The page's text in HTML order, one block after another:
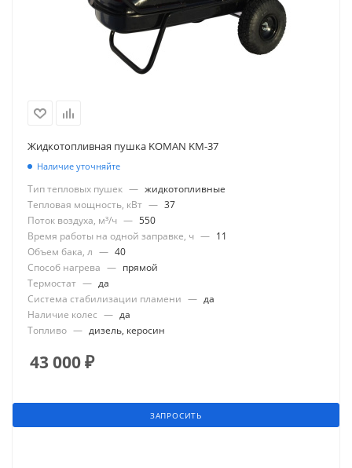
Жидкотопливная пушка KOMAN KM-37
Наличие уточняйте
Тип тепловых пушек — жидкотопливные
Тепловая мощность, кВт — 37
Поток воздуха, м³/ч — 550
Время работы на одной заправке, ч — 11
Объем бака, л — 40
Способ нагрева — прямой
Термостат — да
Система стабилизации пламени — да
Наличие колес — да
Топливо — дизель, керосин
43 000₽
ЗАПРОСИТЬ